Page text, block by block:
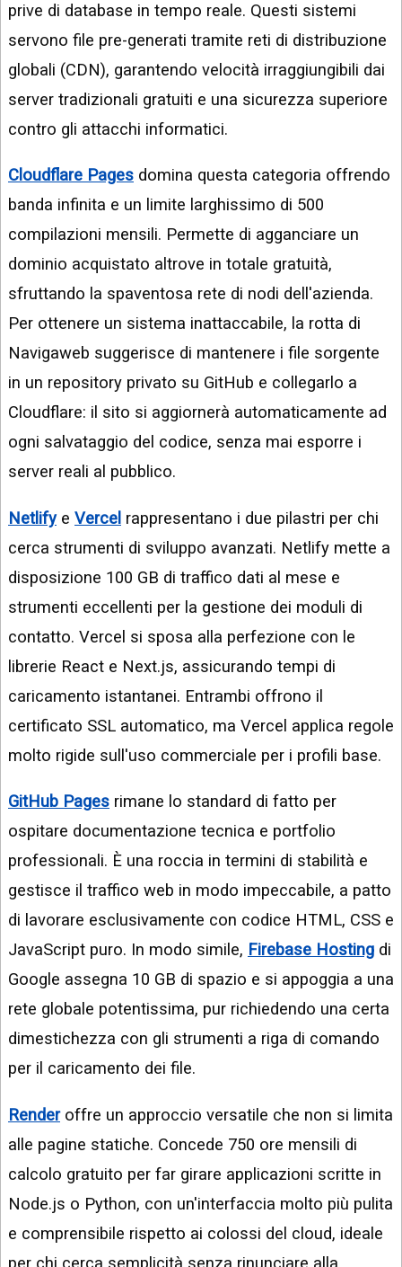
prive di database in tempo reale. Questi sistemi
servono file pre-generati tramite reti di distribuzione
globali (CDN), garantendo velocità irraggiungibili dai
server tradizionali gratuiti e una sicurezza superiore
contro gli attacchi informatici.
Cloudflare Pages domina questa categoria offrendo
banda infinita e un limite larghissimo di 500
compilazioni mensili. Permette di agganciare un
dominio acquistato altrove in totale gratuità,
sfruttando la spaventosa rete di nodi dell'azienda.
Per ottenere un sistema inattaccabile, la rotta di
Navigaweb suggerisce di mantenere i file sorgente
in un repository privato su GitHub e collegarlo a
Cloudflare: il sito si aggiornerà automaticamente ad
ogni salvataggio del codice, senza mai esporre i
server reali al pubblico.
Netlifye Vercel rappresentano i due pilastri per chi
cerca strumenti di sviluppo avanzati. Netlify mette a
disposizione 100 GB di traffico dati al mese e
strumenti eccellenti per la gestione dei moduli di
contatto. Vercel si sposa alla perfezione con le
librerie React e Next.js, assicurando tempi di
caricamento istantanei. Entrambi offrono il
certificato SSL automatico, ma Vercel applica regole
molto rigide sull'uso commerciale per i profili base.
GitHub Pages rimane lo standard di fatto per
ospitare documentazione tecnica e portfolio
professionali. È una roccia in termini di stabilità e
gestisce il traffico web in modo impeccabile, a patto
di lavorare esclusivamente con codice HTML, CSS e
JavaScript puro. In modo simile, Firebase Hosting di
Google assegna 10 GB di spazio e si appoggia a una
rete globale potentissima, pur richiedendo una certa
dimestichezza con gli strumenti a riga di comando
per il caricamento dei file.
Renderoffre un approccio versatile che non si limita
alle pagine statiche. Concede 750 ore mensili di
calcolo gratuito per far girare applicazioni scritte in
Node.js o Python, con un'interfaccia molto più pulita
e comprensibile rispetto ai colossi del cloud, ideale
per chi cerca semplicità senza rinunciare alla